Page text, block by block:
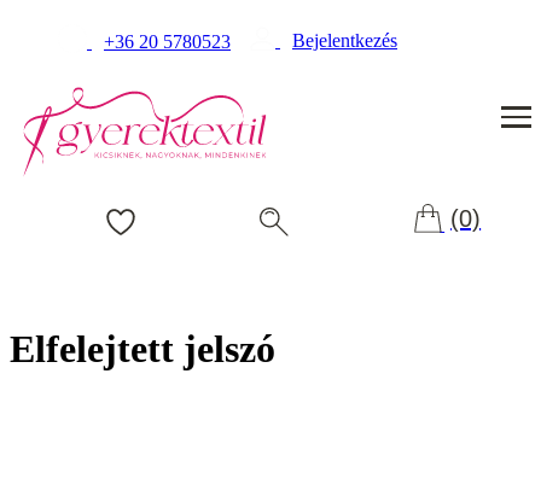
+36 20 5780523 Bejelentkezés
(0)
Elfelejtett jelszó